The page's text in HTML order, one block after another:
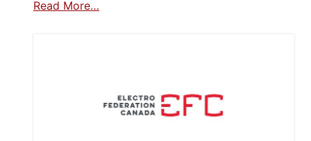
Read More…